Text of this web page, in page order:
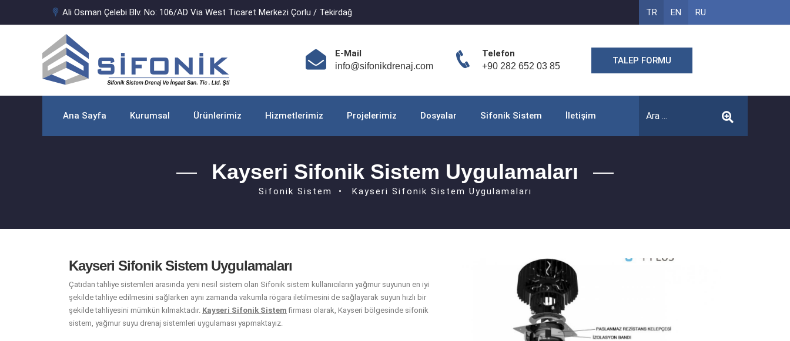
Ali Osman Çelebi Blv. No: 106/AD Via West Ticaret Merkezi Çorlu / Tekirdağ TR EN RU
E-Mail
info@sifonikdrenaj.com
Telefon
+90 282 652 03 85
TALEP FORMU
Ana Sayfa Kurumsal Ürünlerimiz Hizmetlerimiz Projelerimiz Dosyalar Sifonik Sistem İletişim
Kayseri Sifonik Sistem Uygulamaları
Sifonik Sistem Kayseri Sifonik Sistem Uygulamaları
Kayseri Sifonik Sistem Uygulamaları
Çatıdan tahliye sistemleri arasında yeni nesil sistem olan Sifonik sistem kullanıcıların yağmur suyunun en iyi
şekilde tahliye edilmesini sağlarken aynı zamanda vakumla rögara iletilmesini de sağlayarak suyun hızlı bir
şekilde tahliyesini mümkün kılmaktadır. Kayseri Sifonik Sistem firması olarak, Kayseri bölgesinde sifonik
sistem, yağmur suyu drenaj sistemleri uygulaması yapmaktayız.